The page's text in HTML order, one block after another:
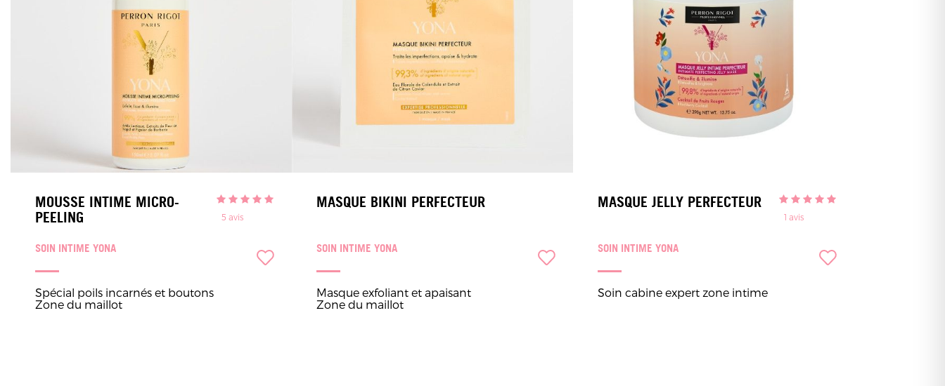
MOUSSE INTIME MICRO-
PEELING
5 avis
SOIN INTIME YONA
Spécial poils incarnés et boutons
Zone du maillot
MASQUE BIKINI PERFECTEUR
SOIN INTIME YONA
Masque exfoliant et apaisant
Zone du maillot
MASQUE JELLY PERFECTEUR
1 avis
SOIN INTIME YONA
Soin cabine expert zone intime